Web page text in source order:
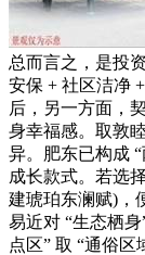
总而言之，是投
安保 + 社区洁净
后，另一方面，
身幸福感。取敦
异。肥东已构成
成长款式。若选
建琥珀东澜赋)，
易近对 “生态栖
点区” 取 “通俗